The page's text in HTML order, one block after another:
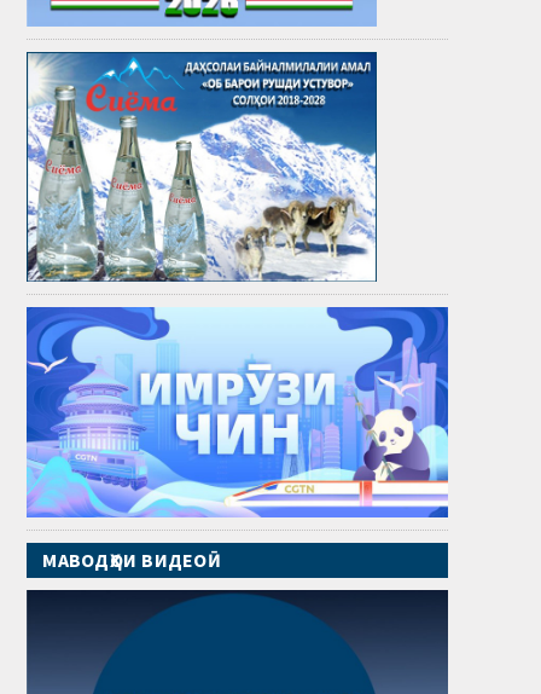
МАВОДҲОИ ВИДЕОӢ